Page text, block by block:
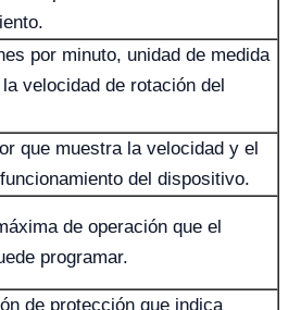
por minuto, unidad de medida
velocidad de rotación del
que muestra la velocidad y el
del dispositivo.
de operación que el
programar.
de protección que indica